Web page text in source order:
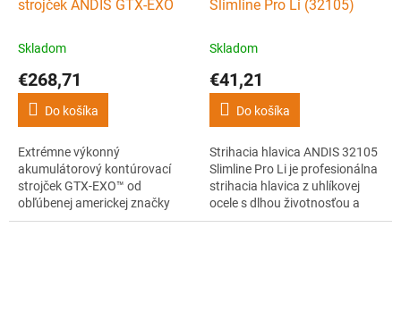
A
strojček ANDIS GTX-EXO
Skladom
€268,71
Do košíka
Extrémne výkonný
akumulátorový kontúrovací
strojček GTX-EXO™ od
obľúbenej americkej značky
ANDIS vhodný pre
Slimline Pro Li (32105)
Skladom
€41,21
Do košíka
Strihacia hlavica ANDIS 32105
Slimline Pro Li je profesionálna
strihacia hlavica z uhlíkovej
ocele s dlhou životnosťou a
možnosťou nastavenia nulovej